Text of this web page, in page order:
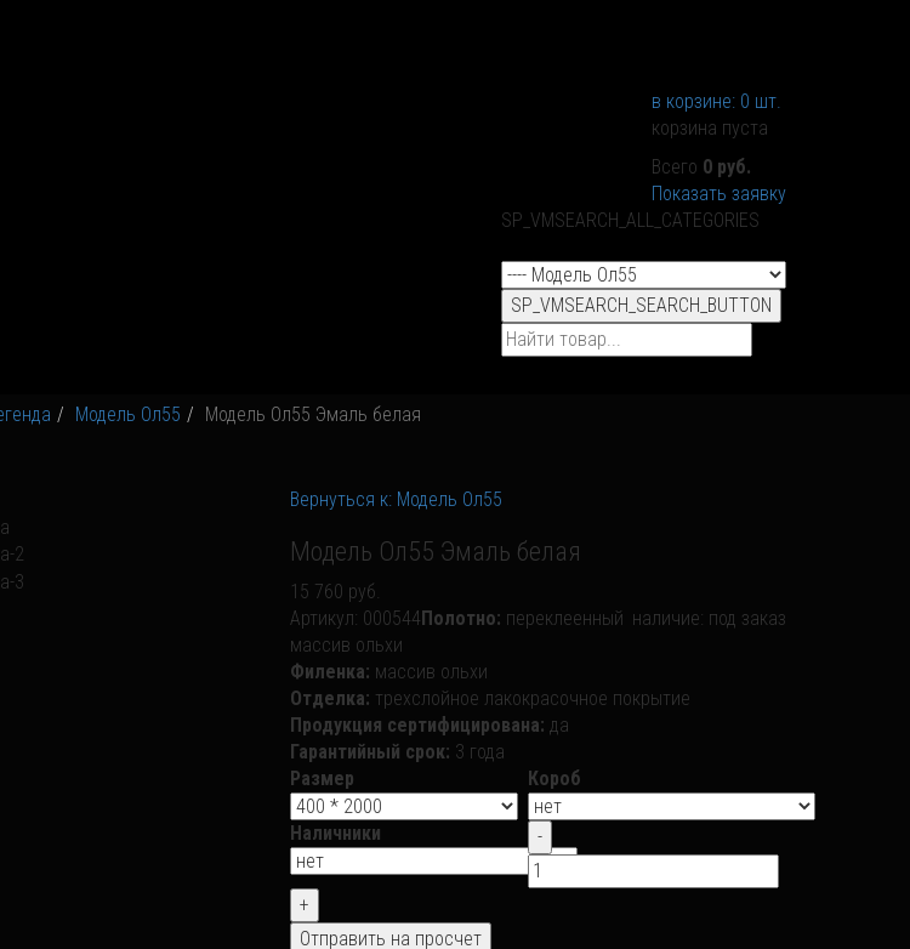
в корзине: 0 шт.
корзина пуста
Всего 0 руб.
Показать заявку
SP_VMSEARCH_ALL_CATEGORIES
SP_VMSEARCH_SEARCH_BUTTON
Модель Ол55 Модель Ол55 Эмаль белая
Вернуться к: Модель Ол55
Модель Ол55 Эмаль белая
15 760 руб.
наличие: под заказ
Артикул: 000544Полотно: переклеенный
массив ольхи
Филенка: массив ольхи
Отделка: трехслойное лакокрасочное покрытие
Продукция сертифицирована: да
Гарантийный срок: 3 года
Размер
Короб
Наличники